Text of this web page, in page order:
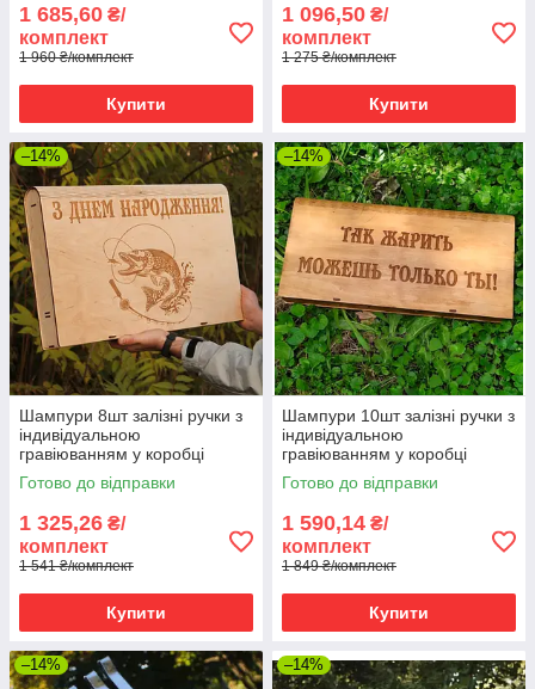
1 685,60 ₴/
комплект
1 960 ₴/комплект
Купити
1 096,50 ₴/
комплект
1 275 ₴/комплект
Купити
–14%
Шампури 8шт залізні ручки з
індивідуальною
гравіюванням у коробці
книжці
Готово до відправки
1 325,26 ₴/
комплект
1 541 ₴/комплект
Купити
–14%
Шампури 10шт залізні ручки з
індивідуальною
гравіюванням у коробці
книжці
Готово до відправки
1 590,14 ₴/
комплект
1 849 ₴/комплект
Купити
–14% –14%